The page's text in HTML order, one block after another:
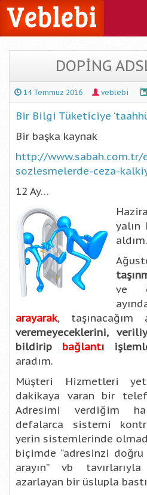
DOPİNG
14 Temmuz 2016 veblebi
Bir Bilgi Tüketiciye
Bir başka kaynak
http://
sozlesmelerde-ceza-
12 Ay…
yalın
aldım.
ve
arayarak, taşınacağım
veremeyeceklerini,
bildirip bağlantı
aradım.
Müşteri Hizmetleri
dakikaya varan bir
Adresimi verdiğim
defalarca sistemi
yerin sistemlerinde
biçimde “adresinzi doğru
arayın” vb
azarlayan bir üslupla